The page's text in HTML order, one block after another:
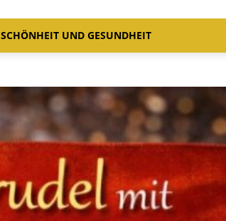
SCHÖNHEIT UND GESUNDHEIT